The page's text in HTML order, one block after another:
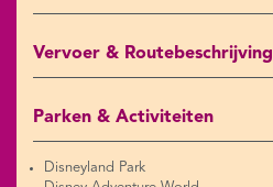
Vervoer & Routebeschrijving
Parken & Activiteiten
Disneyland Park